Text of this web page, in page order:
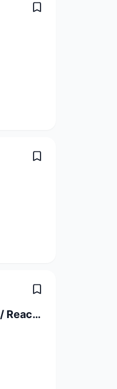
Full Stack Software Engineer C# / .NET / React (a) 80-100%